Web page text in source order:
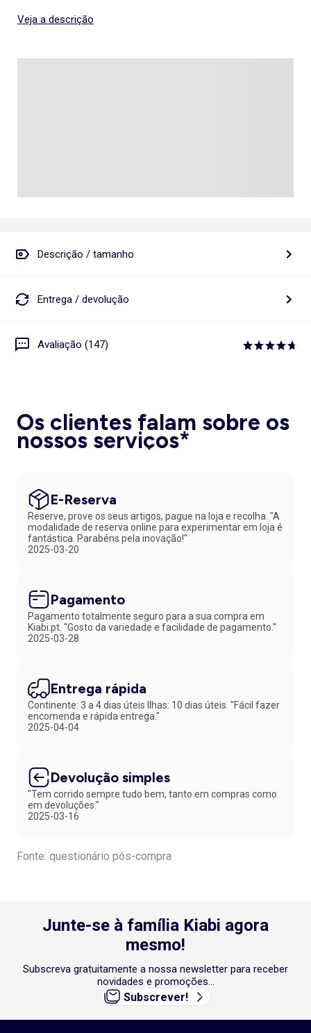
Veja a descrição
Descrição / tamanho
Entrega / devolução
Avaliação (147)
Os clientes falam sobre os
nossos serviços*
E-Reserva
Reserve, prove os seus artigos, pague na loja e recolha. "A
modalidade de reserva online para experimentar em loja é
fantástica. Parabéns pela inovação!"
2025-03-20
Pagamento
Pagamento totalmente seguro para a sua compra em
Kiabi.pt. "Gosto da variedade e facilidade de pagamento."
2025-03-28
Entrega rápida
Continente: 3 a 4 dias úteis Ilhas: 10 dias úteis. "Fácil fazer
encomenda e rápida entrega."
2025-04-04
Devolução simples
"Tem corrido sempre tudo bem, tanto em compras como
em devoluções."
2025-03-16
Fonte: questionário pós-compra
Junte-se à família Kiabi agora
mesmo!
Subscreva gratuitamente a nossa newsletter para receber
novidades e promoções...
Subscrever!